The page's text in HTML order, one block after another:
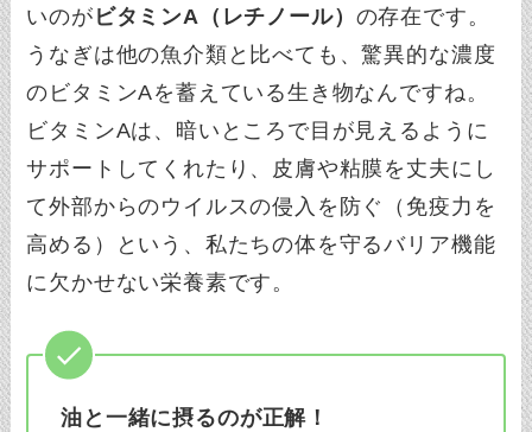
いのが ビタミンA（レチノール） の存在です。
うなぎは他の魚介類と比べても、驚異的な濃度
のビタミンAを蓄えている生き物なんですね。
ビタミンAは、暗いところで目が見えるように
サポートしてくれたり、皮膚や粘膜を丈夫にし
て外部からのウイルスの侵入を防ぐ（免疫力を
高める）という、私たちの体を守るバリア機能
に欠かせない栄養素です。
油と一緒に摂るのが正解！